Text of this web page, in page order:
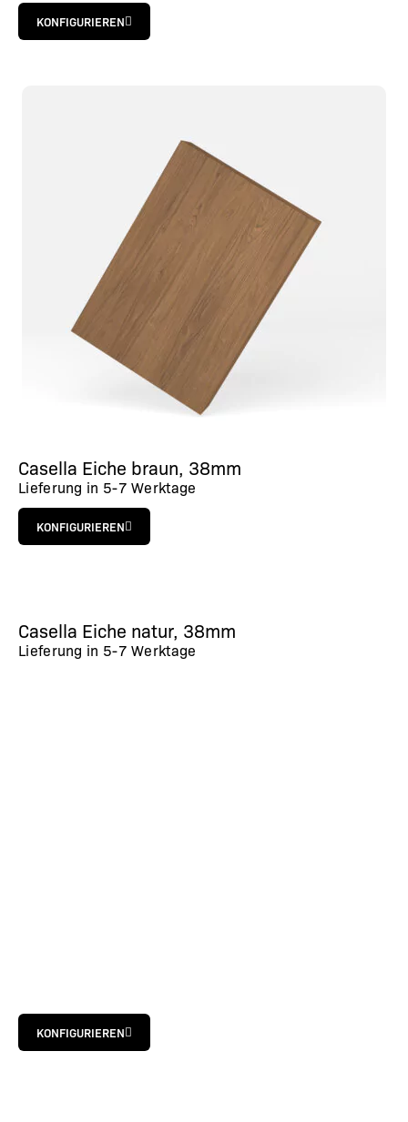
KONFIGURIEREN
Casella Eiche braun, 38mm
Lieferung in 5-7 Werktage
KONFIGURIEREN
Casella Eiche natur, 38mm
Lieferung in 5-7 Werktage
KONFIGURIEREN